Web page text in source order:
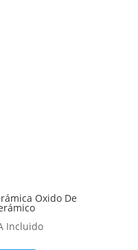
Oxido De
Incluido